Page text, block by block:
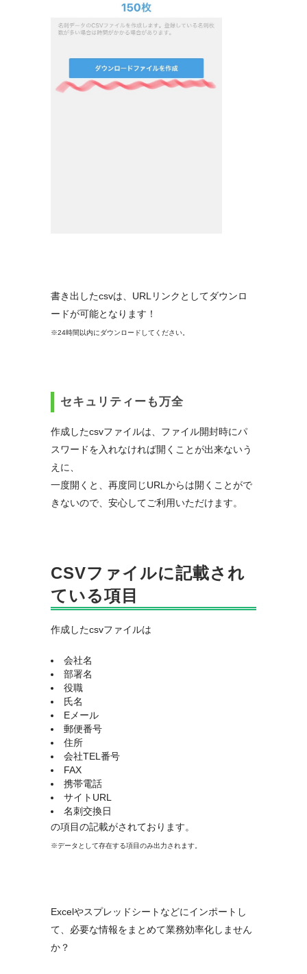
書き出したcsvは、URLリンクとしてダウンロ
ードが可能となります！
※24時間以内にダウンロードしてください。
セキュリティーも万全
作成したcsvファイルは、ファイル開封時にパ
スワードを入れなければ開くことが出来ないう
えに、
一度開くと、再度同じURLからは開くことがで
きないので、安心してご利用いただけます。
CSVファイルに記載され
ている項目
作成したcsvファイルは
会社名
部署名
役職
氏名
Eメール
郵便番号
住所
会社TEL番号
FAX
携帯電話
サイトURL
名刺交換日
の項目の記載がされております。
※データとして存在する項目のみ出力されます。
Excelやスプレッドシートなどにインポートし
て、必要な情報をまとめて業務効率化しません
か？